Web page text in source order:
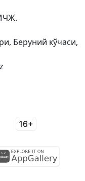
Беруний кўчаси,